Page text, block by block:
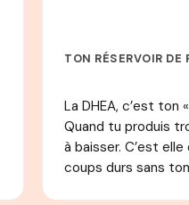
TON RÉSERVOIR DE
La DHEA, c’est ton
Quand tu produis
à baisser. C’est
coups durs sans